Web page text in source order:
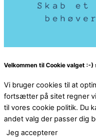
Velkommen til Cookie valget :-
Vi bruger cookies til at
fortsætter på sitet regner
til vores cookie politik. Du
andet valg der passer dig
Jeg accepterer